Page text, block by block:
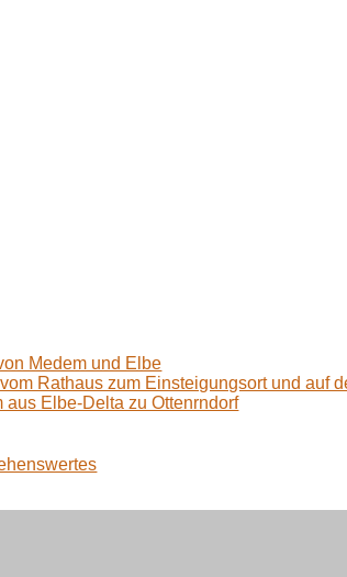
Medem und Elbe
Rathaus zum Einsteigungsort und auf
aus Elbe-Delta zu Ottenrndorf